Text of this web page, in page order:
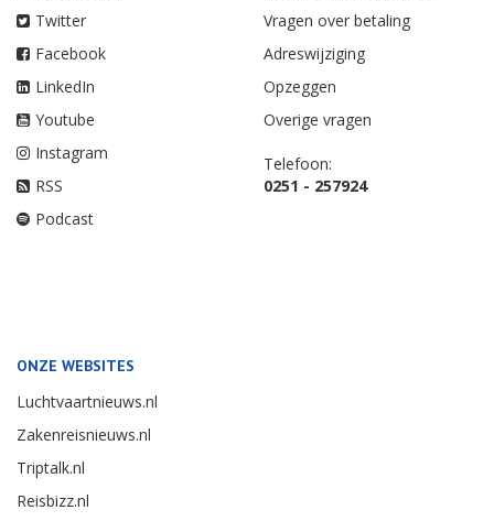
Twitter
Facebook
LinkedIn
Youtube
Instagram
RSS
Podcast
Vragen over betaling
Adreswijziging
Opzeggen
Overige vragen
Telefoon:
0251 - 257924
ONZE WEBSITES
Luchtvaartnieuws.nl
Zakenreisnieuws.nl
Triptalk.nl
Reisbizz.nl